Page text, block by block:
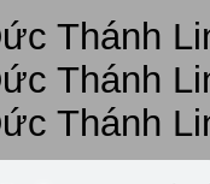
Thánh
Thánh
Thánh